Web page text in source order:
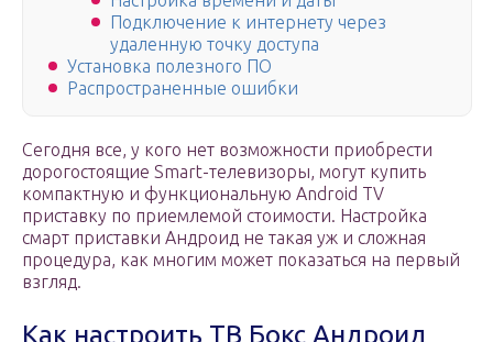
Подключение к интернету через
удаленную точку доступа
Установка полезного ПО
Распространенные ошибки
Сегодня все, у кого нет возможности приобрести
дорогостоящие Smart-телевизоры, могут купить
компактную и функциональную Android TV
приставку по приемлемой стоимости. Настройка
смарт приставки Андроид не такая уж и сложная
процедура, как многим может показаться на первый
взгляд.
Как настроить ТВ Бокс Андроид